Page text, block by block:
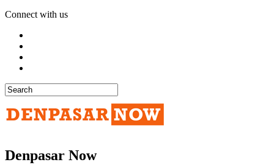
Connect with us
Denpasar Now